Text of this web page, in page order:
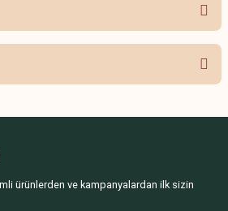
ilk yorumu siz yapın!
ederiz.
veya görüntülenemiyor.
ürünlerden ve kampanyalardan ilk sizin